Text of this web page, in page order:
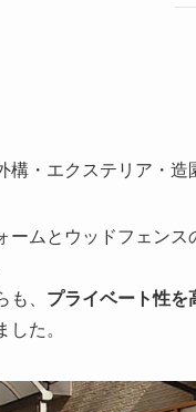
構・エクステリア・
ームとウッドフェン
、 プライベート性を
た。